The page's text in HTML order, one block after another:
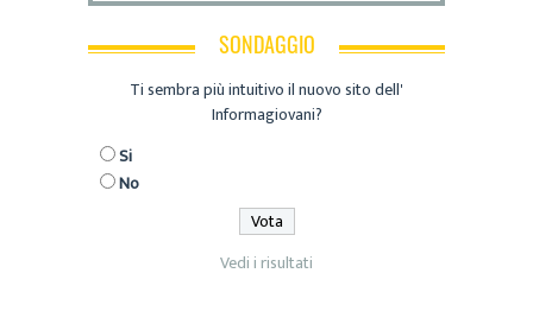
SONDAGGIO
Ti sembra più intuitivo il nuovo sito dell'
Informagiovani?
Si
No
Vedi i risultati